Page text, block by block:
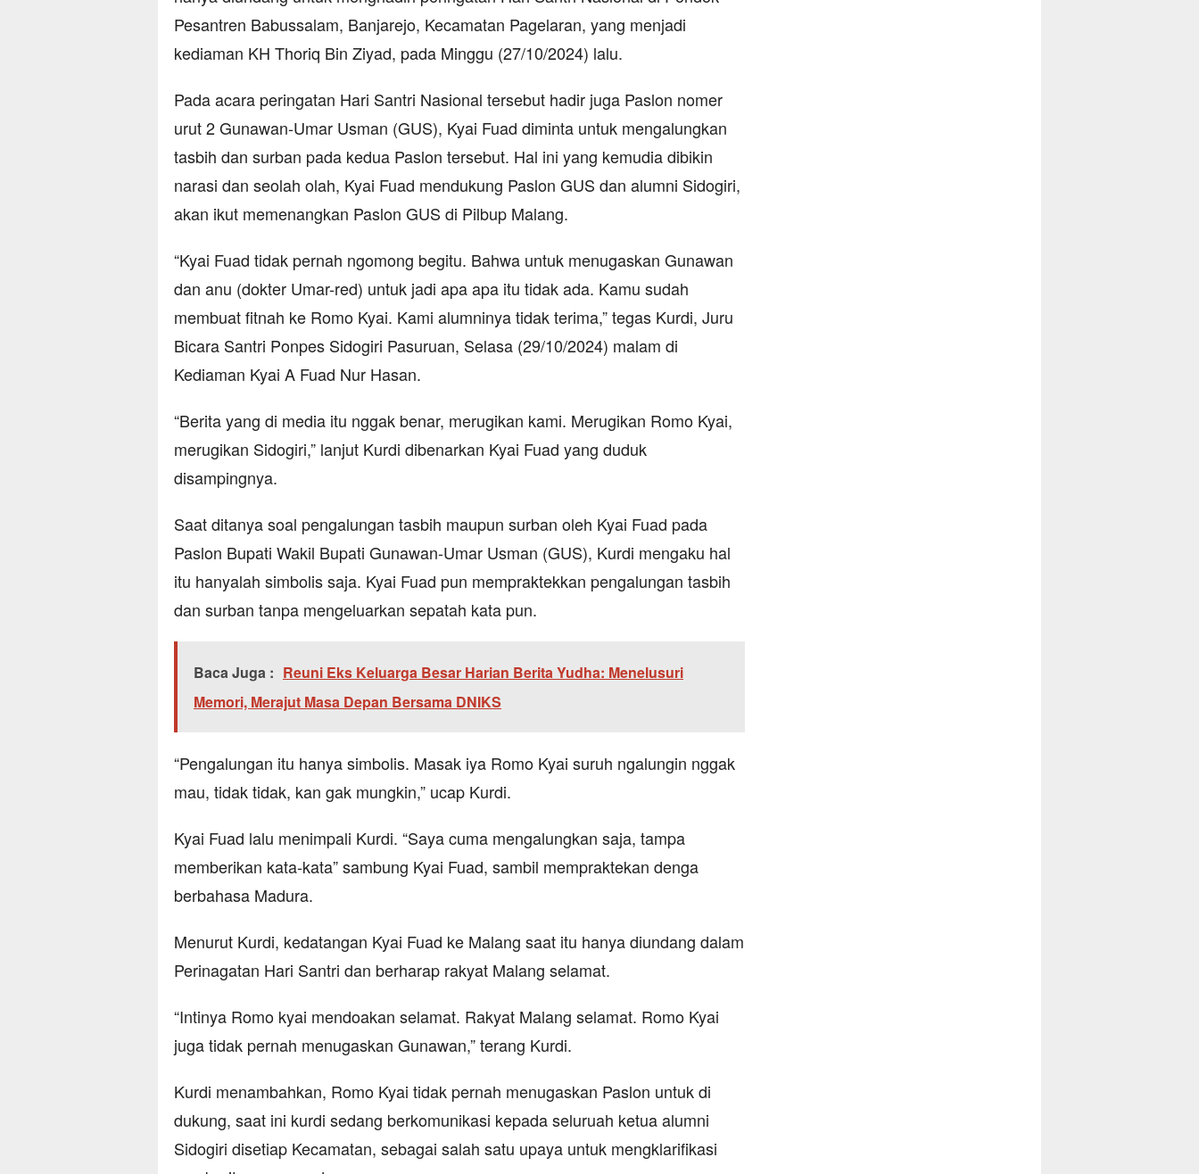
Pesantren Babussalam, Banjarejo, Kecamatan Pagelaran, yang menjadi
kediaman KH Thoriq Bin Ziyad, pada Minggu (27/10/2024) lalu.
Pada acara peringatan Hari Santri Nasional tersebut hadir juga Paslon nomer
urut 2 Gunawan-Umar Usman (GUS), Kyai Fuad diminta untuk mengalungkan
tasbih dan surban pada kedua Paslon tersebut. Hal ini yang kemudia dibikin
narasi dan seolah olah, Kyai Fuad mendukung Paslon GUS dan alumni Sidogiri,
akan ikut memenangkan Paslon GUS di Pilbup Malang.
“Kyai Fuad tidak pernah ngomong begitu. Bahwa untuk menugaskan Gunawan
dan anu (dokter Umar-red) untuk jadi apa apa itu tidak ada. Kamu sudah
membuat fitnah ke Romo Kyai. Kami alumninya tidak terima,” tegas Kurdi, Juru
Bicara Santri Ponpes Sidogiri Pasuruan, Selasa (29/10/2024) malam di
Kediaman Kyai A Fuad Nur Hasan.
“Berita yang di media itu nggak benar, merugikan kami. Merugikan Romo Kyai,
merugikan Sidogiri,” lanjut Kurdi dibenarkan Kyai Fuad yang duduk
disampingnya.
Saat ditanya soal pengalungan tasbih maupun surban oleh Kyai Fuad pada
Paslon Bupati Wakil Bupati Gunawan-Umar Usman (GUS), Kurdi mengaku hal
itu hanyalah simbolis saja. Kyai Fuad pun mempraktekkan pengalungan tasbih
dan surban tanpa mengeluarkan sepatah kata pun.
Baca Juga : Reuni Eks Keluarga Besar Harian Berita Yudha: Menelusuri
Memori, Merajut Masa Depan Bersama DNIKS
“Pengalungan itu hanya simbolis. Masak iya Romo Kyai suruh ngalungin nggak
mau, tidak tidak, kan gak mungkin,” ucap Kurdi.
Kyai Fuad lalu menimpali Kurdi. “Saya cuma mengalungkan saja, tampa
memberikan kata-kata” sambung Kyai Fuad, sambil mempraktekan denga
berbahasa Madura.
Menurut Kurdi, kedatangan Kyai Fuad ke Malang saat itu hanya diundang dalam
Perinagatan Hari Santri dan berharap rakyat Malang selamat.
“Intinya Romo kyai mendoakan selamat. Rakyat Malang selamat. Romo Kyai
juga tidak pernah menugaskan Gunawan,” terang Kurdi.
Kurdi menambahkan, Romo Kyai tidak pernah menugaskan Paslon untuk di
dukung, saat ini kurdi sedang berkomunikasi kepada seluruah ketua alumni
Sidogiri disetiap Kecamatan, sebagai salah satu upaya untuk mengklarifikasi